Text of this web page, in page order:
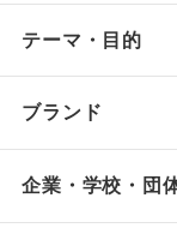
テーマ・目的
ブランド
企業・学校・団